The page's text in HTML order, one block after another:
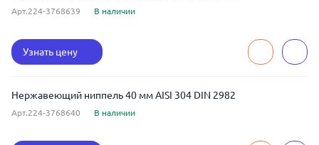
Арт.224-3768639 В наличии
Узнать цену
Нержавеющий ниппель 40 мм AISI 304 DIN 2982
Арт.224-3768640 В наличии